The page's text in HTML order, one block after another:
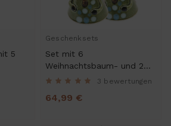
5
Geschenksets
Set mit 6
Weihnachtsbaum- und 2
Elch-Glöckchen3 bewertungen
64,99 €